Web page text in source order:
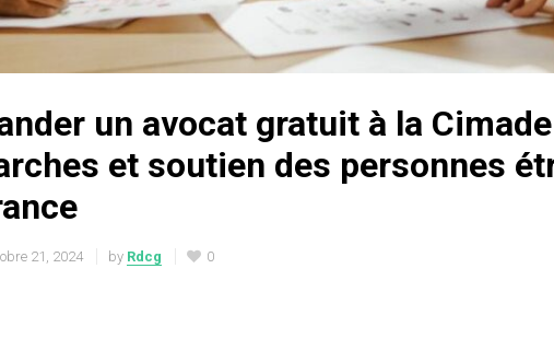
un avocat gratuit à la
et soutien des personnes
21, 2024 by Rdcg 0